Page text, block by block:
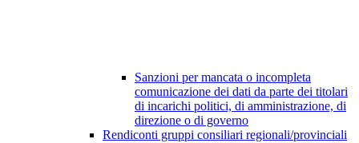
Sanzioni per mancata o incompleta
comunicazione dei dati da parte dei titolari
di incarichi politici, di amministrazione, di
direzione o di governo
Rendiconti gruppi consiliari regionali/provinciali